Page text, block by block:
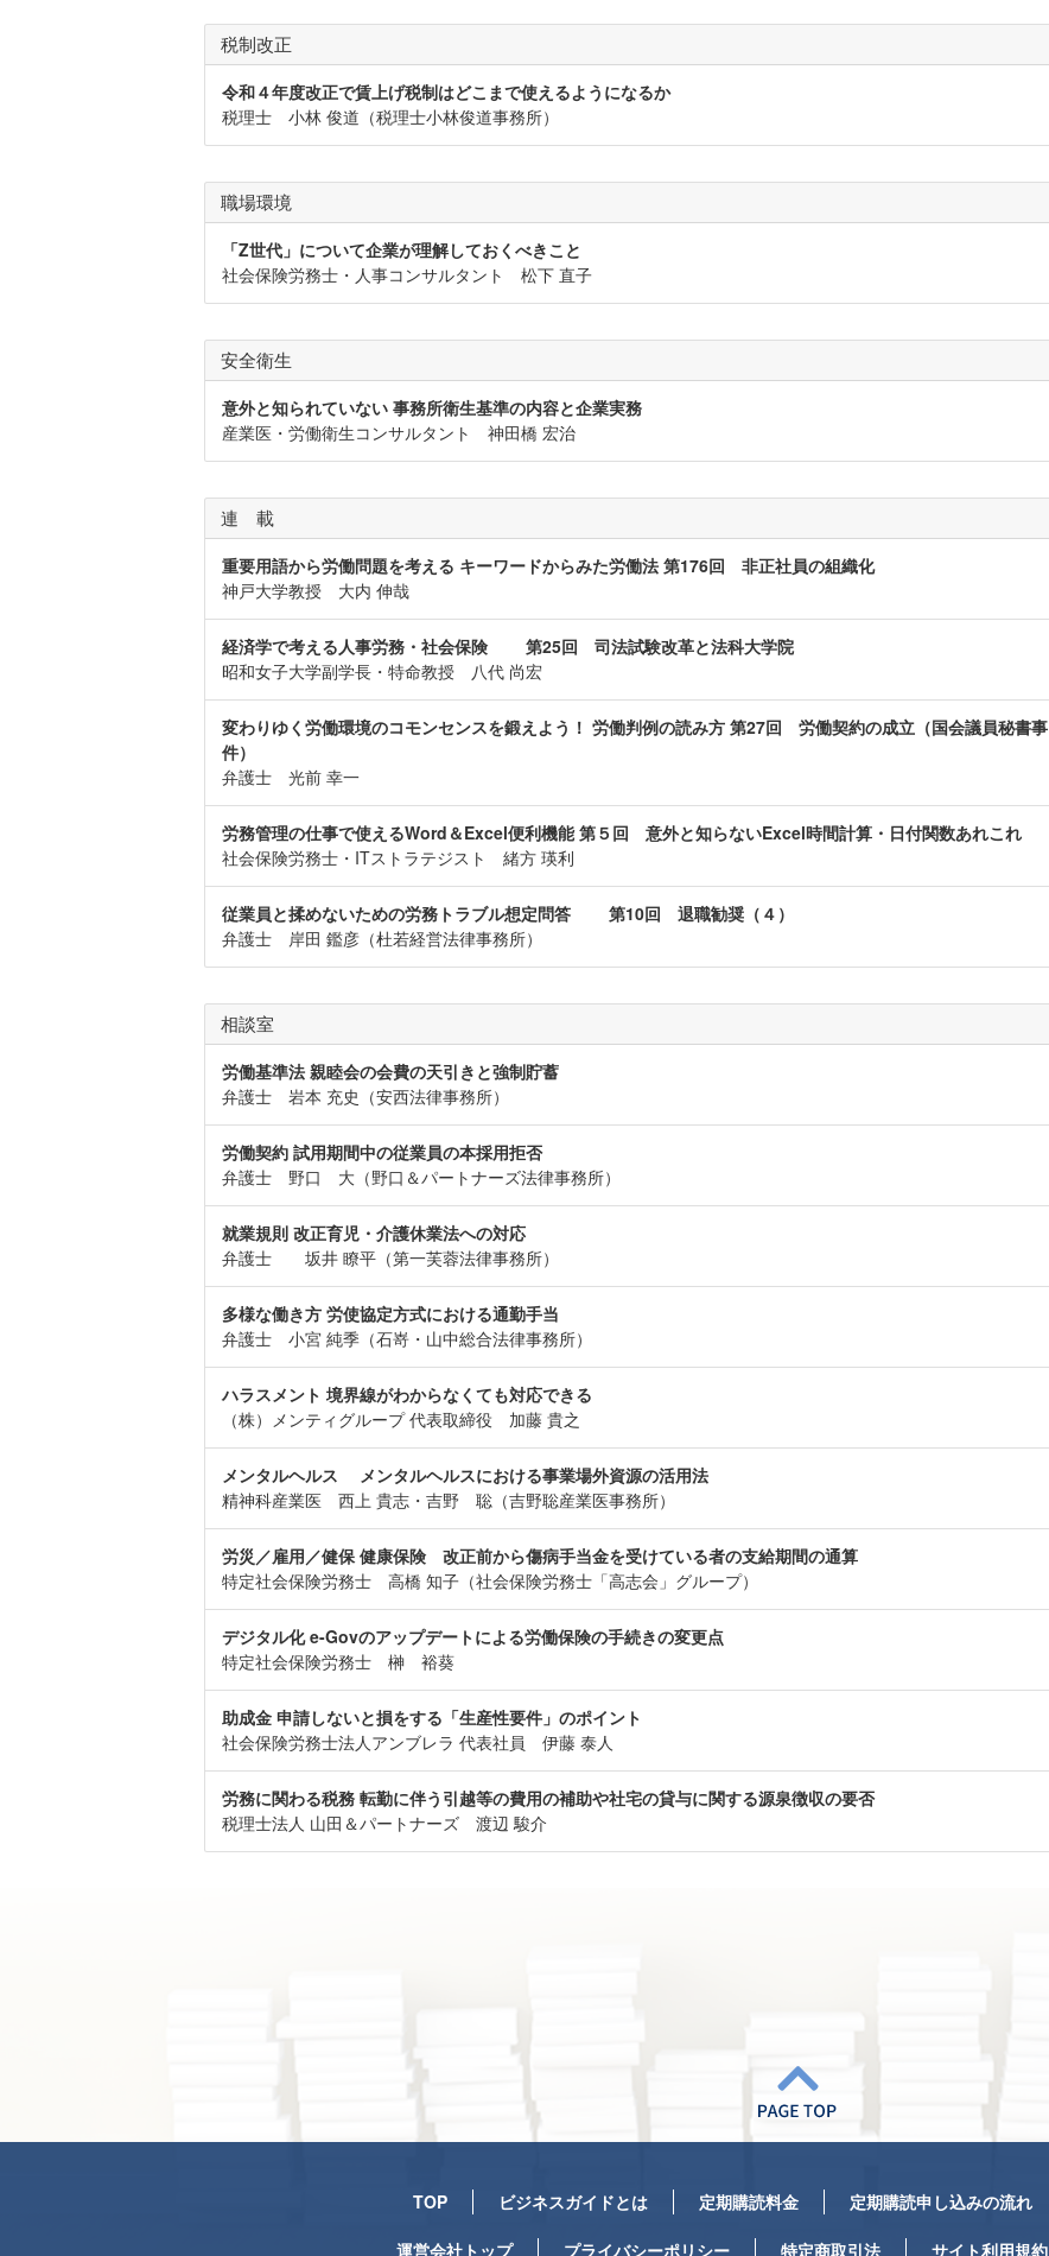
税制改正
令和４年度改正で賃上げ税制はどこまで使えるようになるか
税理士 小林 俊道（税理士小林俊道事務所）
職場環境
「Z世代」について企業が理解しておくべきこと
社会保険労務士・人事コンサルタント 松下 直子
安全衛生
意外と知られていない 事務所衛生基準の内容と企業実務
産業医・労働衛生コンサルタント 神田橋 宏治
連 載
重要用語から労働問題を考える キーワードからみた労働法 第176回 非正社員の組織化
神戸大学教授 大内 伸哉
経済学で考える人事労務・社会保険 第25回 司法試験改革と法科大学院
昭和女子大学副学長・特命教授 八代 尚宏
変わりゆく労働環境のコモンセンスを鍛えよう！ 労働判例の読み方 第27回 労働契約の成立（国会議員秘書事
件）
弁護士 光前 幸一
労務管理の仕事で使えるWord＆Excel便利機能 第５回 意外と知らないExcel時間計算・日付関数あれこれ
社会保険労務士・ITストラテジスト 緒方 瑛利
従業員と揉めないための労務トラブル想定問答 第10回 退職勧奨（４）
弁護士 岸田 鑑彦（杜若経営法律事務所）
相談室
労働基準法 親睦会の会費の天引きと強制貯蓄
弁護士 岩本 充史（安西法律事務所）
労働契約 試用期間中の従業員の本採用拒否
弁護士 野口 大（野口＆パートナーズ法律事務所）
就業規則 改正育児・介護休業法への対応
弁護士 坂井 瞭平（第一芙蓉法律事務所）
多様な働き方 労使協定方式における通勤手当
弁護士 小宮 純季（石嵜・山中総合法律事務所）
ハラスメント 境界線がわからなくても対応できる
（株）メンティグループ 代表取締役 加藤 貴之
メンタルヘルス メンタルヘルスにおける事業場外資源の活用法
精神科産業医 西上 貴志・吉野 聡（吉野聡産業医事務所）
労災／雇用／健保 健康保険 改正前から傷病手当金を受けている者の支給期間の通算
特定社会保険労務士 高橋 知子（社会保険労務士「高志会」グループ）
デジタル化 e-Govのアップデートによる労働保険の手続きの変更点
特定社会保険労務士 榊 裕葵
助成金 申請しないと損をする「生産性要件」のポイント
社会保険労務士法人アンブレラ 代表社員 伊藤 泰人
労務に関わる税務 転勤に伴う引越等の費用の補助や社宅の貸与に関する源泉徴収の要否
税理士法人 山田＆パートナーズ 渡辺 駿介
TOP ビジネスガイドとは 定期購読料金 定期購読申し込みの流れ
運営会社トップ プライバシーポリシー 特定商取引法 サイト利用規約